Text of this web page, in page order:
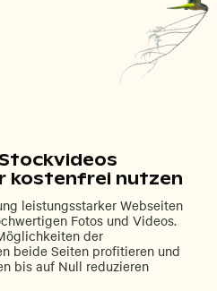
kostenfrei nutzen
leistungsstarker Webseiten
Fotos und Videos.
der
beide Seiten profitieren und
bis auf Null reduzieren